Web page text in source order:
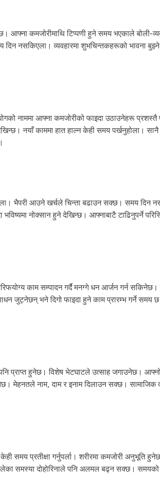
कमजोरीमाथि टिप्पणी हुने समय भएकाले बोली-
नसकिएला। व्यवहारमा शुभचिन्तकहरूको भावना
नाममा आफ्ना कमजोरीको फाइदा उठाउनेहरू
नयाँ काममा हात हाल्न केही समय पर्खनुहोला। सानै
भैपरी आउने खर्चले चिन्ता बढाउन सक्छ। समय दिन
नोक्सान हुने देखिन्छ। आफ्नाबाटै टाढिनुपर्ने
काम सम्पादन गर्दै मनग्गे धन आर्जन गर्न
जुट्नेछन् भने दिगो फाइदा हुने काम प्रारम्भ गर्ने
प्राप्त हुनेछ। विशेष भेटघाटले उत्साह जगाउनेछ।
मेहनतले नाम, दाम र इनाम दिलाउन सक्छ। सामाजिक
केही समय प्रतीक्षा गर्नुपर्ला। शरीरमा कमजोरी अनुभूति
समस्या दोहोरिनाले पनि अलमल बढ्न सक्छ।